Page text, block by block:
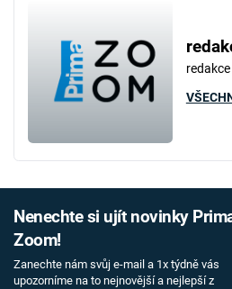
Nenechte si ujít novinky
Zoom!
Zanechte nám svůj e-mail a 1x týdně vás
upozorníme na to nejnovější a nejlepší z